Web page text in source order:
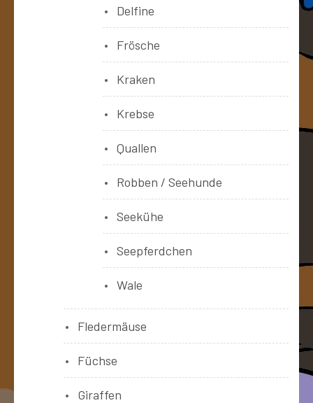
Delfine
Frösche
Kraken
Krebse
Quallen
Robben / Seehunde
Seekühe
Seepferdchen
Wale
Fledermäuse
Füchse
Giraffen